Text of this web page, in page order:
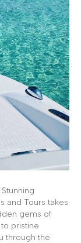
and Tours takes
gems of
pristine
through the